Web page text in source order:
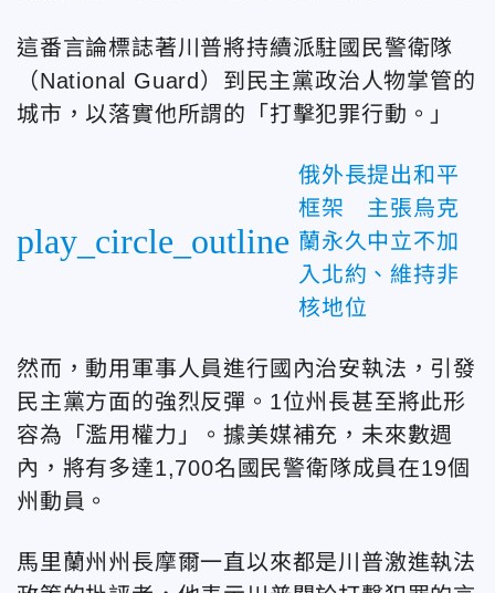
這番言論標誌著川普將持續派駐國民警衛隊
（National Guard）到民主黨政治人物掌管的
城市，以落實他所謂的「打擊犯罪行動。」
play_circle_outline
俄外長提出和平
框架 主張烏克
蘭永久中立不加
入北約、維持非
核地位
然而，動用軍事人員進行國內治安執法，引發
民主黨方面的強烈反彈。1位州長甚至將此形
容為「濫用權力」。據美媒補充，未來數週
內，將有多達1,700名國民警衛隊成員在19個
州動員。
馬里蘭州州長摩爾一直以來都是川普激進執法